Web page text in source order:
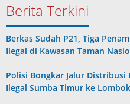
Berita Terkini
Berkas Sudah P21, Tiga
Ilegal di Kawasan Taman
Polisi Bongkar Jalur Distribusi
Ilegal Sumba Timur ke